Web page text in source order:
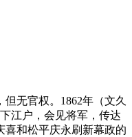
无官权。1862年（文久
江户，会见将军，传达
喜和松平庆永刷新幕政的